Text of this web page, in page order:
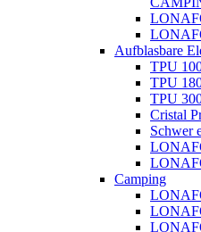
Aufblasbare
TPU
TPU
TPU
Cristal
Schwer
Camping